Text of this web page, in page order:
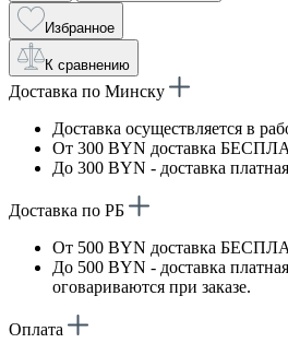
Избранное
К сравнению
Доставка по Минску
Доставка осуществляется в
От 300 BYN доставка
До 300 BYN - доставка
Доставка по РБ
От 500 BYN доставка
До 500 BYN - доставка
оговариваются при заказе.
Оплата